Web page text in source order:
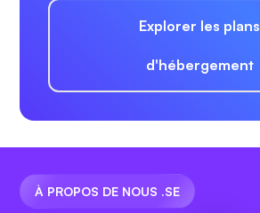
Explorer les plans
d'hébergement
À PROPOS DE NOUS .SE